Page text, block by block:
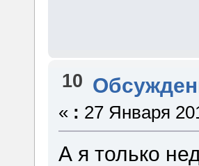
10
« : 27 Января
А я только